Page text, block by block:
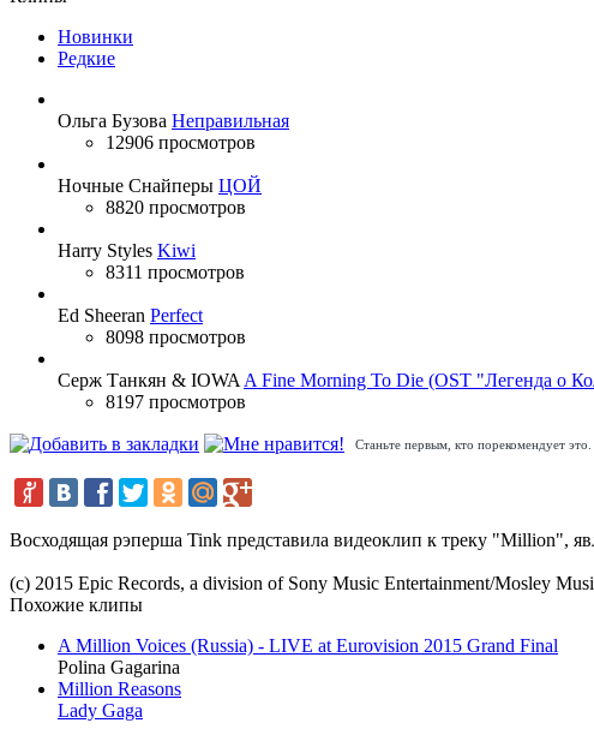
Новинки
Редкие
Ольга Бузова Неправильная
12906 просмотров
Ночные Снайперы ЦОЙ
8820 просмотров
Harry Styles Kiwi
8311 просмотров
Ed Sheeran Perfect
8098 просмотров
Серж Танкян & IOWA A Fine Morning To Die (OST "Легенда о
8197 просмотров
Станьте первым, кто порекомендует это.
Восходящая рэперша Tink представила видеоклип к треку "Million",
(c) 2015 Epic Records, a division of Sony Music Entertainment/Mosley
Похожие клипы
A Million Voices (Russia) - LIVE at Eurovision 2015 Grand Final
Polina Gagarina
Million Reasons
Lady Gaga